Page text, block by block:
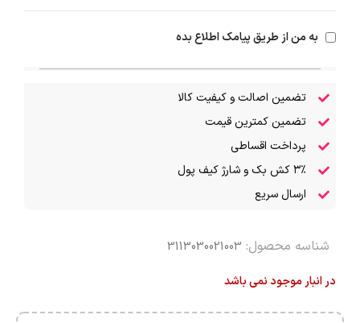
به من از طریق پیامک اطلاع بده
تضمین اصالت و کیفیت کالا
تضمین کمترین قیمت
پرداخت اقساطی
۳٪ کش بک و شارژ کیف پول
ارسال سریع
شناسه محصول: 3113030021003
در انبار موجود نمی باشد